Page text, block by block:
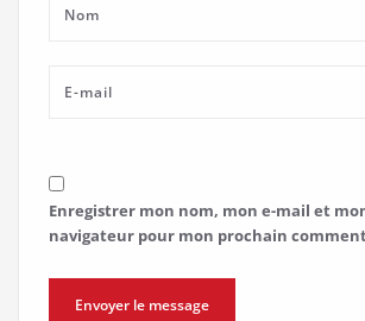
Enregistrer mon nom, mon e-mail et
navigateur pour mon prochain